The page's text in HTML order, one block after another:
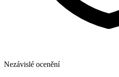
Nezávislé ocenění